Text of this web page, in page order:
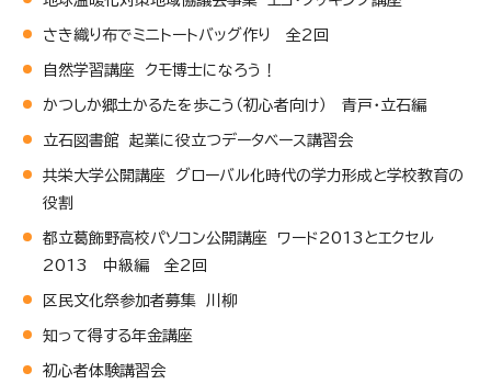
さき織り布でミニトートバッグ作り 全2回
自然学習講座 クモ博士になろう！
かつしか郷土かるたを歩こう（初心者向け） 青戸・立石編
立石図書館 起業に役立つデータベース講習会
共栄大学公開講座 グローバル化時代の学力形成と学校教育の
役割
都立葛飾野高校パソコン公開講座 ワード2013とエクセル
2013 中級編 全2回
区民文化祭参加者募集 川柳
知って得する年金講座
初心者体験講習会